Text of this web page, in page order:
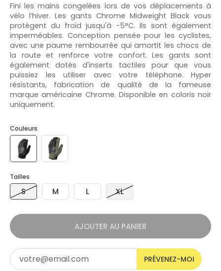
Fini les mains congelées lors de vos déplacements à
vélo l’hiver. Les gants Chrome Midweight Black vous
protègent du froid jusqu'à -5°C. Ils sont également
imperméables. Conception pensée pour les cyclistes,
avec une paume rembourrée qui amortit les chocs de
la route et renforce votre confort. Les gants sont
également dotés d'inserts tactiles pour que vous
puissiez les utiliser avec votre téléphone. Hyper
résistants, fabrication de qualité de la fameuse
marque américaine Chrome. Disponible en coloris noir
uniquement.
Couleurs
Tailles
S M L XL
AJOUTER AU PANIER
PRÉVENEZ-MOI